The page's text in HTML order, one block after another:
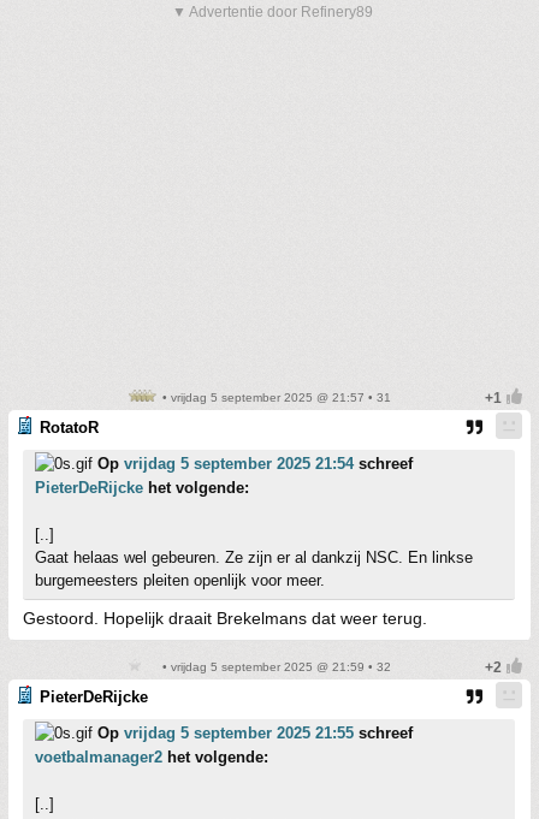
▼ Advertentie door Refinery89
• vrijdag 5 september 2025 @ 21:57 • 31
RotatoR
Op vrijdag 5 september 2025 21:54schreef
PieterDeRijcke het volgende:
[..]
Gaat helaas wel gebeuren. Ze zijn er al dankzij NSC. En linkse
burgemeesters pleiten openlijk voor meer.
Gestoord. Hopelijk draait Brekelmans dat weer terug.
• vrijdag 5 september 2025 @ 21:59 • 32
PieterDeRijcke
Op vrijdag 5 september 2025 21:55 schreef
voetbalmanager2 het volgende:
[..]